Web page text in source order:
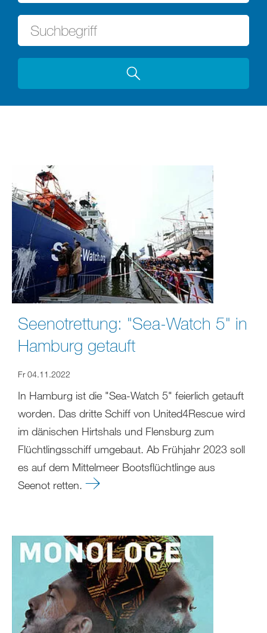
Seenotrettung: "Sea-Watch 5" in
Hamburg getauft
Fr 04.11.2022
In Hamburg ist die "Sea-Watch 5" feierlich getauft
worden. Das dritte Schiff von United4Rescue wird
im dänischen Hirtshals und Flensburg zum
Flüchtlingsschiff umgebaut. Ab Frühjahr 2023 soll
es auf dem Mittelmeer Bootsflüchtlinge aus
Seenot retten.